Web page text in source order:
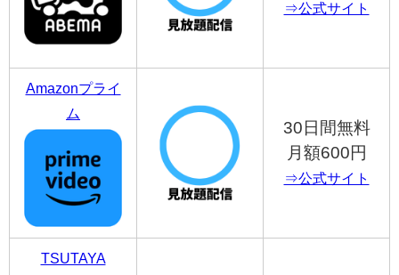
⇒公式サイト
Amazonプライ
ム
30日間無料
月額600円
⇒公式サイト
TSUTAYA